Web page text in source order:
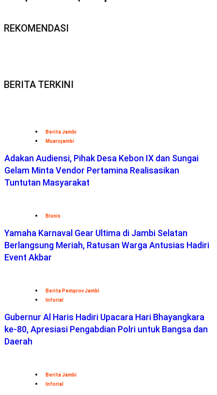
REKOMENDASI
BERITA TERKINI
Berita Jambi
Muarojambi
Adakan Audiensi, Pihak Desa Kebon IX dan Sungai
Gelam Minta Vendor Pertamina Realisasikan
Tuntutan Masyarakat
Bisnis
Yamaha Karnaval Gear Ultima di Jambi Selatan
Berlangsung Meriah, Ratusan Warga Antusias Hadiri
Event Akbar
Berita Pemprov Jambi
Inforial
Gubernur Al Haris Hadiri Upacara Hari Bhayangkara
ke-80, Apresiasi Pengabdian Polri untuk Bangsa dan
Daerah
Berita Jambi
Inforial